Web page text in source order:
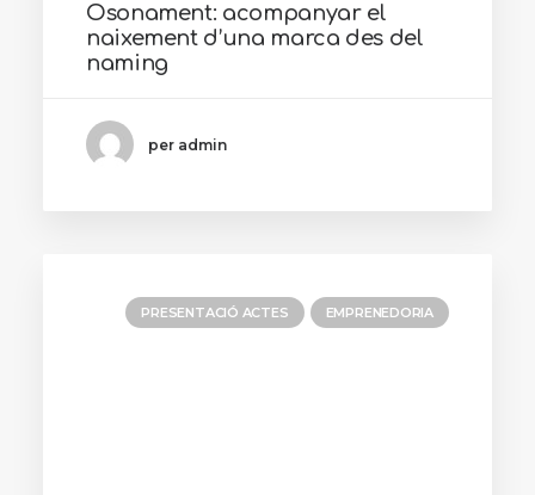
Osonament: acompanyar el
naixement d’una marca des del
naming
per admin
PRESENTACIÓ ACTES EMPRENEDORIA